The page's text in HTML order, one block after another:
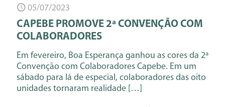
05/07/2023
CAPEBE PROMOVE 2ª CONVENÇÃO COM
COLABORADORES
Em fevereiro, Boa Esperança ganhou as cores da 2ª
Convenção com Colaboradores Capebe. Em um
sábado para lá de especial, colaboradores das oito
unidades tornaram realidade […]